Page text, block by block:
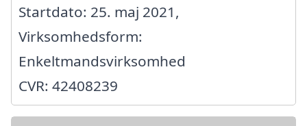
Startdato: 25. maj 2021,
Virksomhedsform:
Enkeltmandsvirksomhed
CVR: 42408239